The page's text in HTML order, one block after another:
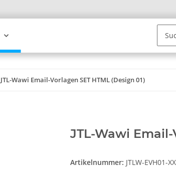
JTL-Wawi Email-Vorlagen SET HTML (Design 01)
JTL-Wawi Email-
Artikelnummer: JTLW-EVH01-